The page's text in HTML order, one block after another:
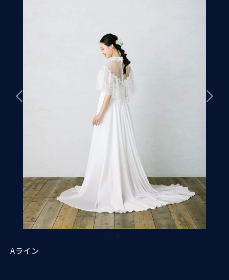
Aライン